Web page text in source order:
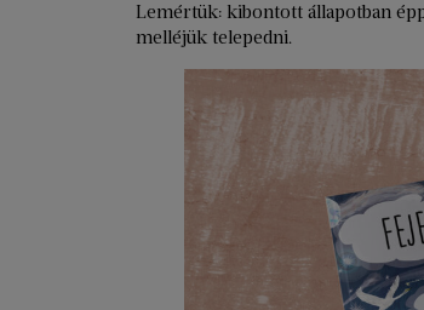
Lemértük: kibontott állapotban
melléjük telepedni.